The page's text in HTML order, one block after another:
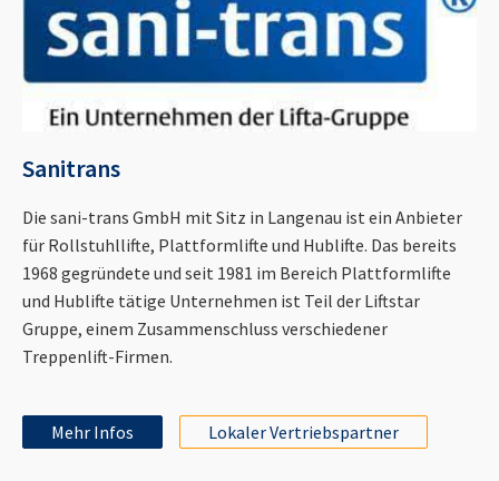
Sanitrans
Die sani-trans GmbH mit Sitz in Langenau ist ein Anbieter
für Rollstuhllifte, Plattformlifte und Hublifte. Das bereits
1968 gegründete und seit 1981 im Bereich Plattformlifte
und Hublifte tätige Unternehmen ist Teil der Liftstar
Gruppe, einem Zusammenschluss verschiedener
Treppenlift-Firmen.
Mehr Infos Lokaler Vertriebspartner